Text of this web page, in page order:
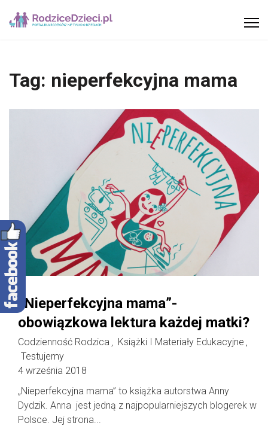
Tag: nieperfekcyjna mama
„Nieperfekcyjna mama”-
obowiązkowa lektura każdej matki?
Codzienność Rodzica Książki I Materiały Edukacyjne
Testujemy
4 września 2018
„Nieperfekcyjna mama” to książka autorstwa Anny
Dydzik. Anna jest jedną z najpopularniejszych blogerek w
Polsce. Jej strona...